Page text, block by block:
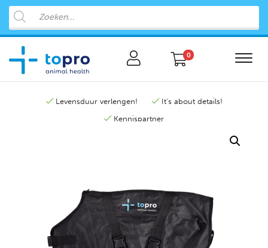
0
Levensduur verlengen!
It's about details!
Kennispartner